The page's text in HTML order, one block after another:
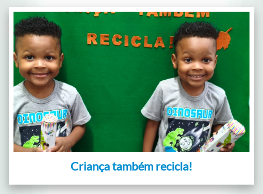
Criança também recicla!